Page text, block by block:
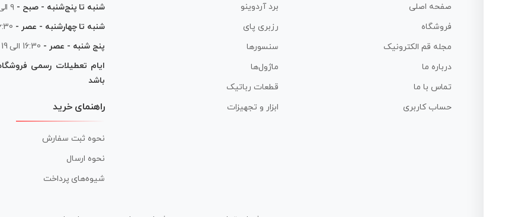
صفحه اصلی
فروشگاه
مجله قم الکترونیک
درباره ما
تماس با ما
حساب کاربری
برد آردوینو
رزبری پای
سنسورها
ماژول‌ها
قطعات رباتیک
ابزار و تجهیزات
شنبه تا پنج‌شنبه - صبح - ۹ الی ۱۳
شنبه تا چهارشنبه - عصر - 16:30
پنج شنبه - عصر - 16:30 الی 19
ایام تعطیلات رسمی
باشد
راهنمای خرید
نحوه ثبت سفارش
نحوه ارسال
شیوه‌های پرداخت